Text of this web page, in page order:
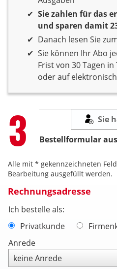
Sie zahlen für das
und sparen damit
Danach lesen Sie
Sie können Ihr Abo
Frist von 30 Tagen
oder auf
Step
3 Bestellformular
Sie
Alle mit * gekennzeichneten
Bearbeitung ausgefüllt werden.
Rechnungsadresse
Ich bestelle als:
Privatkunde
Anrede